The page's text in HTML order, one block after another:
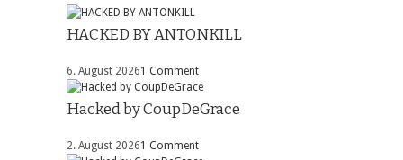
HACKED BY ANTONKILL
6. August 20261 Comment
Hacked by CoupDeGrace
2. August 20261 Comment